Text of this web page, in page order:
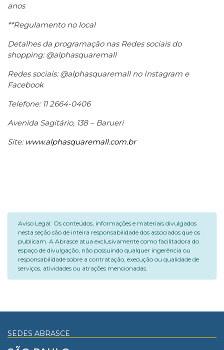
anos
**Regulamento no local
Detalhes da programação nas Redes sociais do
shopping: @alphasquaremall
Redes sociais: @alphasquaremall no Instagram e
Facebook
Telefone: 11 2664-0406
Avenida Sagitário, 138 – Barueri
Site: www.alphasquaremall.com.br
Aviso Legal: Os conteúdos, informações e materiais divulgados
nesta seção são de inteira responsabilidade dos associados que os
publicam. A Abrasce atua exclusivamente como facilitadora do
espaço de divulgação, não possuindo qualquer ingerência ou
responsabilidade sobre a contratação, execução ou qualidade de
serviços, atividades ou atrações mencionadas.
SEDES ABRASCE